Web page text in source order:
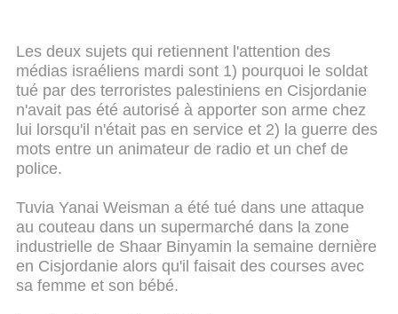
Les deux sujets qui retiennent l'attention des
médias israéliens mardi sont 1) pourquoi le soldat
tué par des terroristes palestiniens en Cisjordanie
n'avait pas été autorisé à apporter son arme chez
lui lorsqu'il n'était pas en service et 2) la guerre des
mots entre un animateur de radio et un chef de
police.
Tuvia Yanai Weisman a été tué dans une attaque
au couteau dans un supermarché dans la zone
industrielle de Shaar Binyamin la semaine dernière
en Cisjordanie alors qu'il faisait des courses avec
sa femme et son bébé.